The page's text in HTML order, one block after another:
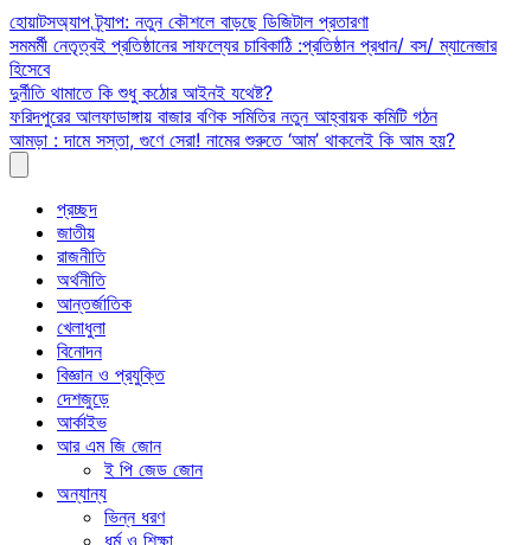
Skip
to
content
হোয়াটসঅ্যাপ ট্র্যাপ: নতুন কৌশলে বাড়ছে ডিজিটাল প্রতারণা
সমমর্মী নেতৃত্বই প্রতিষ্ঠানের সাফল্যের চাবিকাঠি :প্রতিষ্ঠান প্রধান/ বস/ ম্যানেজার
হিসেবে
দুর্নীতি থামাতে কি শুধু কঠোর আইনই যথেষ্ট?
ফরিদপুরের আলফাডাঙ্গায় বাজার বণিক সমিতির নতুন আহ্বায়ক কমিটি গঠন
আমড়া : দামে সস্তা, গুণে সেরা! নামের শুরুতে ‘আম’ থাকলেই কি আম হয়?
প্রচ্ছদ
জাতীয়
রাজনীতি
অর্থনীতি
আন্তর্জাতিক
খেলাধুলা
বিনোদন
বিজ্ঞান ও প্রযুক্তি
দেশজুড়ে
আর্কাইভ
আর এম জি জোন
ই পি জেড জোন
অন্যান্য
ভিন্ন ধরণ
ধর্ম ও শিক্ষা